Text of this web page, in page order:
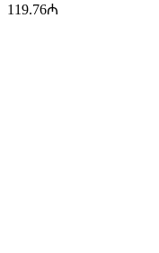
119.76₼